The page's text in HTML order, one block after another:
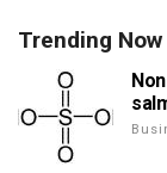
Trending Now